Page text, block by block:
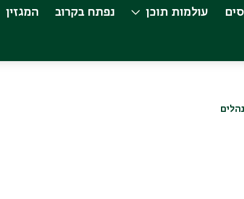
עולמות תוכן נפתח בקרוב המגזין